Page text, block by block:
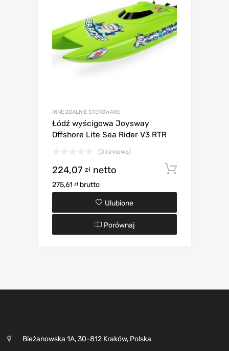
INNE ZDALNIE STEROWANE
Łódź wyścigowa Joysway
Offshore Lite Sea Rider V3 RTR
(0 reviews)
224,07 zł netto
275,61 zł brutto
Ulubione
Porównaj
Bieżanowska 1A, 30-812 Kraków, Polska